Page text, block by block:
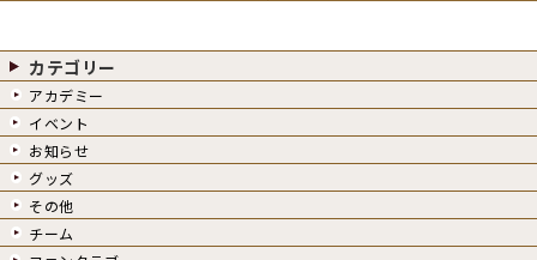
カテゴリー
アカデミー
イベント
お知らせ
グッズ
その他
チーム